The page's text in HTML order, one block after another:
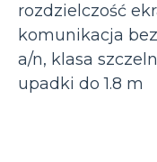
rozdzielczość
komunikacja
a/n, klasa
upadki do 1.8 m